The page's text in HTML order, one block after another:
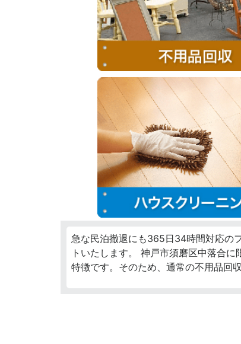
急な民泊撤退にも365日34時間対応の
トいたします。 神戸市須磨区中落合
特徴です。そのため、通常の不用品回